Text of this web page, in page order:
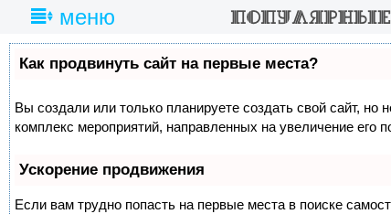
меню
Как продвинуть сайт на первые места?
Вы создали или только планируете создать свой сайт, но
комплекс мероприятий, направленных на увеличение его
Ускорение продвижения
Если вам трудно попасть на первые места в поиске